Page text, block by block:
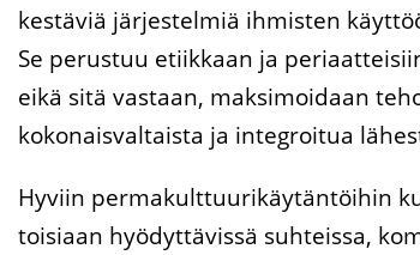
kestäviä järjestelmiä ihmisten
Se perustuu etiikkaan ja
eikä sitä vastaan, maksimoidaan
kokonaisvaltaista ja integroitua
Hyviin permakulttuurikäytäntöihin
toisiaan hyödyttävissä suhteissa,